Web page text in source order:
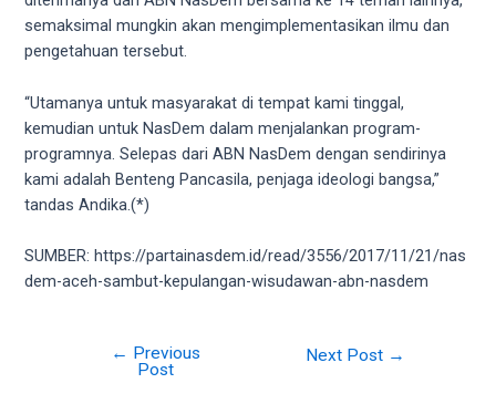
videos
corresponding
sections
website.
porn
videos
semaksimal mungkin akan mengimplementasikan ilmu dan
pengetahuan tersebut.
“Utamanya untuk masyarakat di tempat kami tinggal,
kemudian untuk NasDem dalam menjalankan program-
programnya. Selepas dari ABN NasDem dengan sendirinya
kami adalah Benteng Pancasila, penjaga ideologi bangsa,”
tandas Andika.(*)
SUMBER: https://partainasdem.id/read/3556/2017/11/21/nas
dem-aceh-sambut-kepulangan-wisudawan-abn-nasdem
← Previous
Post
Next Post →